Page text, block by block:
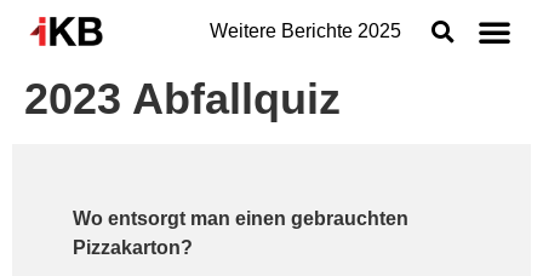
Weitere Berichte 2025
Geschäftsbereiche der IKB
2023 Abfallquiz
Wo entsorgt man einen gebrauchten
Pizzakarton?